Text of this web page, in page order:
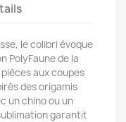
le colibri évoque
PolyFaune de la
aux coupes
des origamis
un chino ou un
garantit